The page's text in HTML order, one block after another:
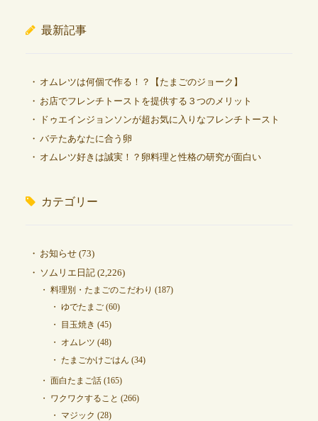
最新記事
オムレツは何個で作る！？【たまごのジョーク】
お店でフレンチトーストを提供する３つのメリット
ドゥエインジョンソンが超お気に入りなフレンチトースト
バテたあなたに合う卵
オムレツ好きは誠実！？卵料理と性格の研究が面白い
カテゴリー
お知らせ(73)
ソムリエ日記(2,226)
料理別・たまごのこだわり (187)
ゆでたまご(60)
目玉焼き (45)
オムレツ (48)
たまごかけごはん (34)
面白たまご話(165)
ワクワクすること (266)
マジック (28)